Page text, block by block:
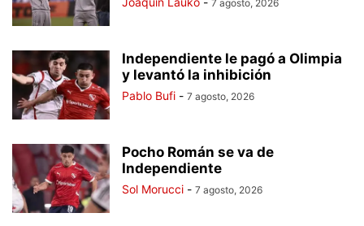
7 agosto, 2026
Independiente le pagó a Olimpia
y levantó la inhibición
Pablo Bufi - 7 agosto, 2026
Pocho Román se va de
Independiente
Sol Morucci - 7 agosto, 2026